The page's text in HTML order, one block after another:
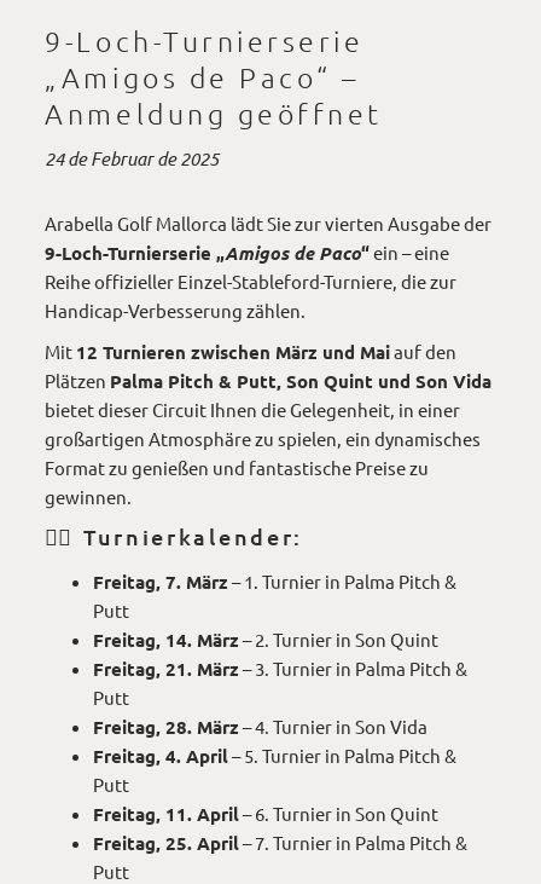
9-Loch-Turnierserie
„Amigos de Paco“ –
Anmeldung geöffnet
24 de Februar de 2025
Arabella Golf Mallorca lädt Sie zur vierten Ausgabe der
9-Loch-Turnierserie „Amigos de Paco“ein – eine
Reihe offizieller Einzel-Stableford-Turniere, die zur
Handicap-Verbesserung zählen.
Mit 12 Turnieren zwischen März und Maiauf den
Plätzen Palma Pitch & Putt, Son Quint und Son Vida
bietet dieser Circuit Ihnen die Gelegenheit, in einer
großartigen Atmosphäre zu spielen, ein dynamisches
Format zu genießen und fantastische Preise zu
gewinnen.
🏌️‍♂️ Turnierkalender:
Freitag, 7. März – 1. Turnier in Palma Pitch &
Putt
Freitag, 14. März – 2. Turnier in Son Quint
Freitag, 21. März – 3. Turnier in Palma Pitch &
Putt
Freitag, 28. März – 4. Turnier in Son Vida
Freitag, 4. April– 5. Turnier in Palma Pitch &
Putt
Freitag, 11. April– 6. Turnier in Son Quint
Freitag, 25. April– 7. Turnier in Palma Pitch &
Putt